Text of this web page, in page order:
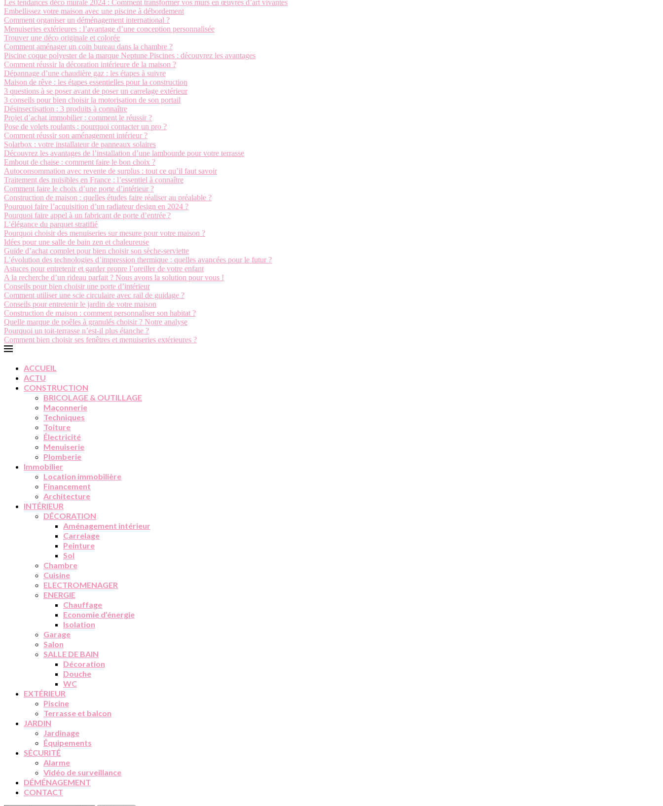
Les tendances déco murale 2024 : Comment transformer vos murs en œuvres d’art vivantes
Embellissez votre maison avec une piscine à débordement
Comment organiser un déménagement international ?
Menuiseries extérieures : l’avantage d’une conception personnalisée
Trouver une déco originale et colorée
Comment aménager un coin bureau dans la chambre ?
Piscine coque polyester de la marque Neptune Piscines : découvrez les avantages
Comment réussir la décoration intérieure de la maison ?
Dépannage d’une chaudière gaz : les étapes à suivre
Maison de rêve : les étapes essentielles pour la construction
3 questions à se poser avant de poser un carrelage extérieur
3 conseils pour bien choisir la motorisation de son portail
Désinsectisation : 3 produits à connaître
Projet d’achat immobilier : comment le réussir ?
Pose de volets roulants : pourquoi contacter un pro ?
Comment réussir son aménagement intérieur ?
Solarbox : votre installateur de panneaux solaires
Découvrez les avantages de l’installation d’une lambourde pour votre terrasse
Embout de chaise : comment faire le bon choix ?
Autoconsommation avec revente de surplus : tout ce qu’il faut savoir
Traitement des nuisibles en France : l’essentiel à connaître
Comment faire le choix d’une porte d’intérieur ?
Construction de maison : quelles études faire réaliser au préalable ?
Pourquoi faire l’acquisition d’un radiateur design en 2024 ?
Pourquoi faire appel à un fabricant de porte d’entrée ?
L’élégance du parquet stratifié
Pourquoi choisir des menuiseries sur mesure pour votre maison ?
Idées pour une salle de bain zen et chaleureuse
Guide d’achat complet pour bien choisir son sèche-serviette
L’évolution des technologies d’impression thermique : quelles avancées pour le futur ?
Astuces pour entretenir et garder propre l’oreiller de votre enfant
A la recherche d’un rideau parfait ? Nous avons la solution pour vous !
Conseils pour bien choisir une porte d’intérieur
Comment utiliser une scie circulaire avec rail de guidage ?
Conseils pour entretenir le jardin de votre maison
Construction de maison : comment personnaliser son habitat ?
Quelle marque de poêles à granulés choisir ? Notre analyse
Pourquoi un toit-terrasse n’est-il plus étanche ?
Comment bien choisir ses fenêtres et menuiseries extérieures ?
ACCUEIL
ACTU
CONSTRUCTION
BRICOLAGE & OUTILLAGE
Maçonnerie
Techniques
Toiture
Électricité
Menuiserie
Plomberie
Immobilier
Location immobilière
Financement
Architecture
INTÉRIEUR
DÉCORATION
Aménagement intérieur
Carrelage
Peinture
Sol
Chambre
Cuisine
ELECTROMENAGER
ENERGIE
Chauffage
Economie d’énergie
Isolation
Garage
Salon
SALLE DE BAIN
Décoration
Douche
WC
EXTÉRIEUR
Piscine
Terrasse et balcon
JARDIN
Jardinage
Équipements
SÉCURITÉ
Alarme
Vidéo de surveillance
DÉMÉNAGEMENT
CONTACT